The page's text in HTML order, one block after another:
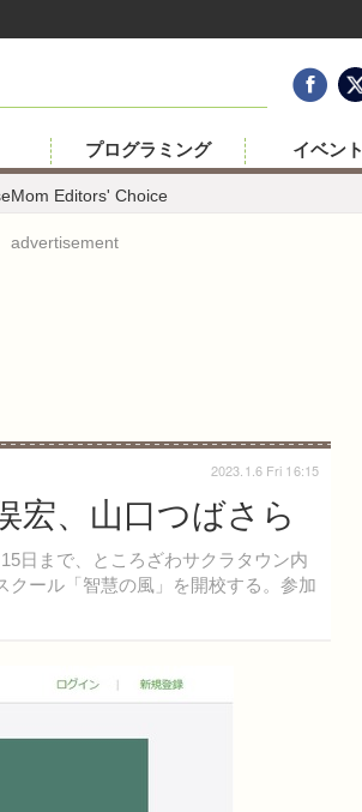
Editors' Choice
プログラミング イベント
advertisement
宏、山口つばさら
日まで、ところざわサクラタウン内
ール「智慧の風」を開校する。参加
2023.1.6 Fri 16:15